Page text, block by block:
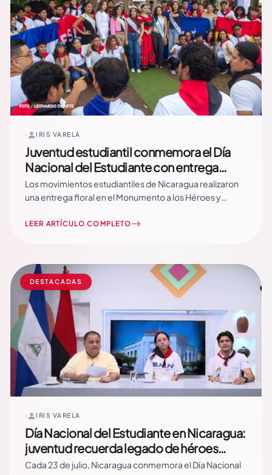
IRIS VARELA
Juventud estudiantil conmemora el Día
Nacional del Estudiante con entrega
floral a héroes estudiantiles
Los movimientos estudiantiles de Nicaragua realizaron
una entrega floral en el Monumento a los Héroes y
parte de la jornada conmemorativa del Día Nacional del
homenaje… Read More
LEER ARTÍCULO COMPLETO
DESTACADAS
IRIS VARELA
Día Nacional del Estudiante en Nicaragua:
juventud recuerda legado de héroes
estudiantiles del 23 de julio
Cada 23 de julio, Nicaragua conmemora el Día Nacional